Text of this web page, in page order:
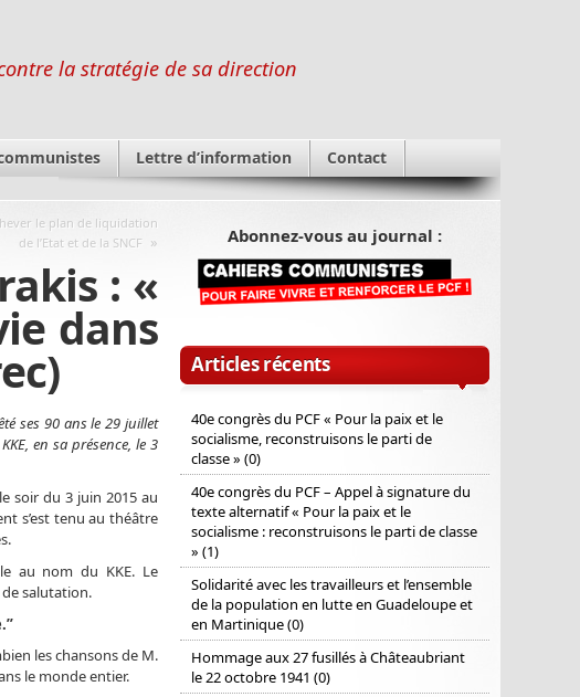
la stratégie de sa direction
Lettre d’information Contact
le plan de liquidation
de l’Etat et de la SNCF »
: «
dans
ses 90 ans le 29 juillet
en sa présence, le 3
soir du 3 juin 2015 au
s’est tenu au théâtre
au nom du KKE. Le
de salutation.
les chansons de M.
le monde entier.
Abonnez-vous au journal :
Articles récents
40e congrès du PCF « Pour la paix et le
socialisme, reconstruisons le parti de
classe » (0)
40e congrès du PCF – Appel à signature du
texte alternatif « Pour la paix et le
socialisme : reconstruisons le parti de classe
» (1)
Solidarité avec les travailleurs et l’ensemble
de la population en lutte en Guadeloupe et
en Martinique (0)
Hommage aux 27 fusillés à Châteaubriant
le 22 octobre 1941 (0)